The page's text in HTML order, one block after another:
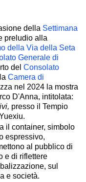
della Settimana
preludio alla
della Via della Seta
Generale di
del Consolato
Camera di
nel 2024 la mostra
D'Anna, intitolata:
presso il Tempio
il container, simbolo
espressivo,
al pubblico di
e di riflettere
sul
e società.